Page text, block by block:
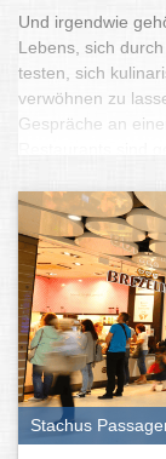
Und irgendwie
Lebens, sich
testen, sich
verwöhnen zu
Gespräche an
Restaurants sind
Genuss näher,
traurigsten Feste
sie schmecken
Stachus